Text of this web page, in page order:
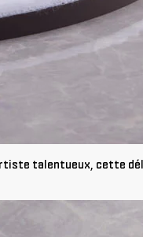
talentueux, cette